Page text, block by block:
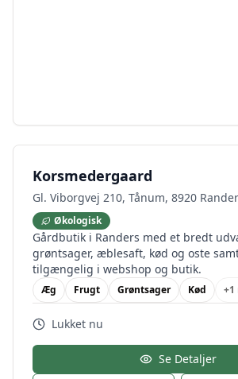
Korsmedergaard
Gl. Viborgvej 210, Tånum, 8920
Økologisk
Gårdbutik i Randers med et bredt
grøntsager, æblesaft, kød og oste
tilgængelig i webshop og butik.
Æg Frugt Grøntsager Kød +1
Lukket nu
Se Detaljer